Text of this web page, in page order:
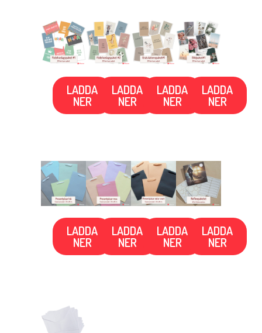
LADDA
NER
LADDA
NER
LADDA
NER
LADDA
NER
LADDA
NER
LADDA
NER
LADDA
NER
LADDA
NER